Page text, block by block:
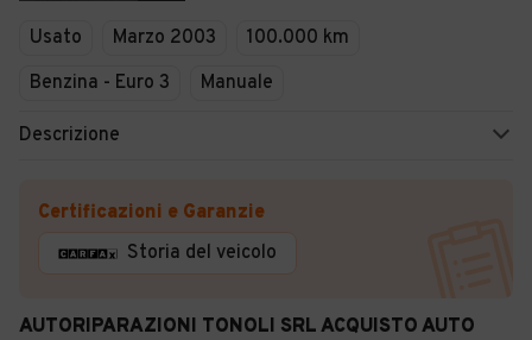
Usato Marzo 2003
100.000 km
Benzina - Euro 3
Manuale
Descrizione
Certificazioni e Garanzie
Storia del veicolo
AUTORIPARAZIONI TONOLI SRL ACQUISTO AUTO